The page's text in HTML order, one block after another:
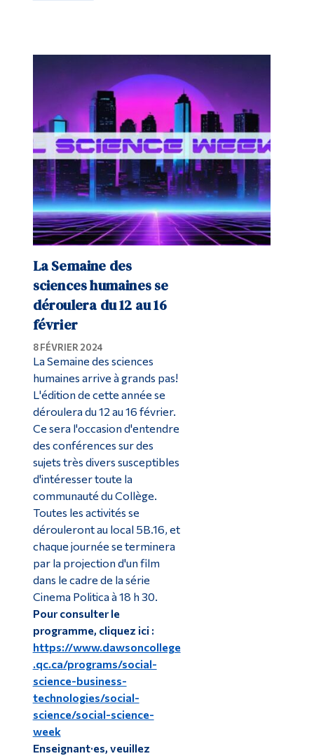
La Semaine des
sciences humaines se
déroulera du 12 au 16
février
8 FÉVRIER 2024
La Semaine des sciences
humaines arrive à grands pas!
L'édition de cette année se
déroulera du 12 au 16 février.
Ce sera l'occasion d'entendre
des conférences sur des
sujets très divers susceptibles
d'intéresser toute la
communauté du Collège.
Toutes les activités se
dérouleront au local 5B.16, et
chaque journée se terminera
par la projection d'un film
dans le cadre de la série
Cinema Politica à 18 h 30.
Pour consulter le
programme, cliquez ici :
https://www.dawsoncollege
.qc.ca/programs/social-
science-business-
technologies/social-
science/social-science-
week
Enseignant·es, veuillez